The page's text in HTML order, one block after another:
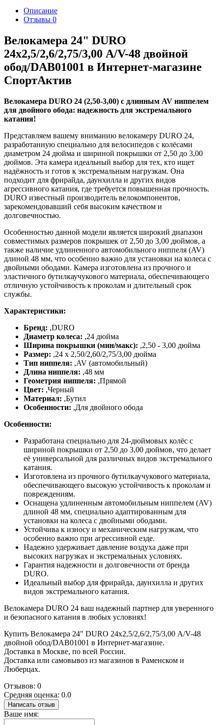
Описание
Отзывы 0
Велокамера 24" DURO
24х2,5/2,6/2,75/3,00 А/V-48 двойной
обод/DAB01001 в Интернет-магазине
СпортАктив
Велокамера DURO 24 (2,50-3,00) с длинным AV ниппелем
для двойного обода: надежность для экстремального
катания!
Представляем вашему вниманию велокамеру DURO 24,
разработанную специально для велосипедов с колёсами
диаметром 24 дюйма и шириной покрышки от 2,50 до 3,00
дюймов. Эта камера идеальный выбор для тех, кто ищет
надёжность и готов к экстремальным нагрузкам. Она
подходит для фрирайда, даунхилла и других видов
агрессивного катания, где требуется повышенная прочность.
DURO известный производитель велокомпонентов,
зарекомендовавший себя высоким качеством и
долговечностью.
Особенностью данной модели является широкий диапазон
совместимых размеров покрышек от 2,50 до 3,00 дюймов, а
также наличие удлиненного автомобильного ниппеля (AV)
длиной 48 мм, что особенно важно для установки на колеса с
двойными ободами. Камера изготовлена из прочного и
эластичного бутилкаучукового материала, обеспечивающего
отличную устойчивость к проколам и длительный срок
службы.
Характеристики:
Бренд: ,DURO
Диаметр колеса: ,24 дюйма
Ширина покрышки (мин/макс): ,2,50 - 3,00 дюйма
Размер: ,24 x 2,50/2,60/2,75/3,00 дюйма
Тип ниппеля: ,AV (автомобильный)
Длина ниппеля: ,48 мм
Геометрия ниппеля: ,Прямой
Цвет: ,Черный
Материал: ,Бутил
Особенности: ,Для двойного обода
Особенности:
Разработана специально для 24-дюймовых колёс с
шириной покрышки от 2,50 до 3,00 дюймов, что делает
её универсальной для различных видов экстремального
катания.
Изготовлена из прочного бутилкаучукового материала,
обеспечивающего высокую устойчивость к проколам и
повреждениям.
Оснащена удлиненным автомобильным ниппелем (AV)
длиной 48 мм, специально адаптированным для
установки на колеса с двойными ободами.
Устойчива к износу и механическим нагрузкам, что
особенно важно при агрессивной езде.
Надежно удерживает давление воздуха даже при
высоких нагрузках и экстремальных условиях.
Гарантия надежности и долговечности от бренда
DURO.
Идеальный выбор для фрирайда, даунхилла и других
видов экстремального катания.
Велокамера DURO 24 ваш надежный партнер для уверенного
и безопасного катания в любых условиях!
Купить Велокамера 24" DURO 24х2,5/2,6/2,75/3,00 А/V-48
двойной обод/DAB01001 в Интернет-магазине.
Доставка в Москве, по всей России.
Доставка или самовывоз из магазинов в Раменском и
Люберцах.
Отзывов: 0
Средняя оценка: 0.0
Написать отзыв
Ваше имя: